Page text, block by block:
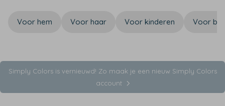
Voor hem Voor haar Voor kinderen Voor
Simply Colors is vernieuwd! Zo maak je een nieuw Simply Colors
account